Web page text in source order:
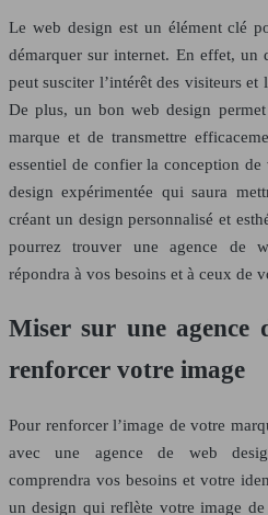
Le web design est un élément clé
démarquer sur internet. En effet, un
peut susciter l’intérêt des visiteurs et
De plus, un bon web design
marque et de transmettre
essentiel de confier la conception de
design expérimentée qui saura
créant un design personnalisé et
pourrez trouver une agence de
répondra à vos besoins et à ceux de
Miser sur une agence
renforcer votre image
Pour renforcer l’image de votre
avec une agence de web
comprendra vos besoins et votre
un design qui reflète votre image